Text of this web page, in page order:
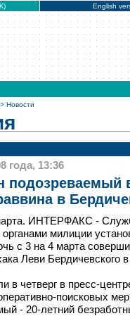
English
> Новости
года, 13:36
подозреваемый
в
ИНТЕРФАКС -
милиции
с 3 на 4 марта
Леви Бердичевского
в четверг в пресс-
поисковых
- 20-летний